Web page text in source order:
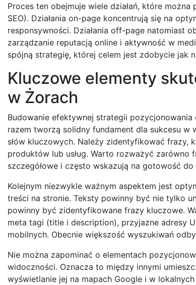
Proces ten obejmuje wiele działań, które
SEO). Działania on-page koncentrują się na
responsywności. Działania off-page natomiast
zarządzanie reputacją online i aktywność w
spójną strategię, której celem jest zdobycie jak
Kluczowe elementy
w Żorach
Budowanie efektywnej strategii
razem tworzą solidny fundament dla sukcesu w
słów kluczowych. Należy zidentyfikować
produktów lub usług. Warto rozważyć
szczegółowe i często wskazują na gotowość do
Kolejnym niezwykle ważnym aspektem jest
treści na stronie. Teksty powinny być nie tylko
powinny być zidentyfikowane frazy kluczowe.
meta tagi (title i description), przyjazne adresy
mobilnych. Obecnie większość wyszukiwań
Nie można zapominać o elementach
widoczności. Oznacza to między innymi
wyświetlanie jej na mapach Google i w